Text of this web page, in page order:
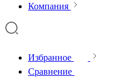
Компания
Избранное
Сравнение